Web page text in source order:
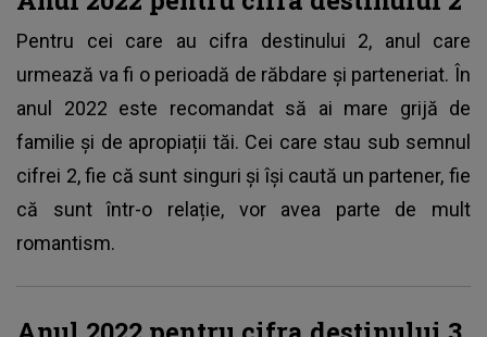
Pentru cei care au cifra destinului 2, anul care
urmează va fi o perioadă de răbdare și parteneriat. În
anul 2022 este recomandat să ai mare grijă de
familie și de apropiații tăi. Cei care stau sub semnul
cifrei 2, fie că sunt singuri și își caută un partener, fie
că sunt într-o relație, vor avea parte de mult
romantism.